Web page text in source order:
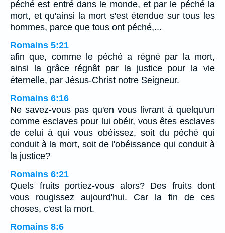
péché est entré dans le monde, et par le péché la
mort, et qu'ainsi la mort s'est étendue sur tous les
hommes, parce que tous ont péché,...
Romains 5:21
afin que, comme le péché a régné par la mort,
ainsi la grâce régnât par la justice pour la vie
éternelle, par Jésus-Christ notre Seigneur.
Romains 6:16
Ne savez-vous pas qu'en vous livrant à quelqu'un
comme esclaves pour lui obéir, vous êtes esclaves
de celui à qui vous obéissez, soit du péché qui
conduit à la mort, soit de l'obéissance qui conduit à
la justice?
Romains 6:21
Quels fruits portiez-vous alors? Des fruits dont
vous rougissez aujourd'hui. Car la fin de ces
choses, c'est la mort.
Romains 8:6